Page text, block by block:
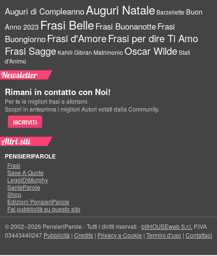
Auguri di CompleannoAuguri Natale Barzellette Buon
Anno 2023 Frasi BelleFrasi BuonanotteFrasi
BuongiornoFrasi d'AmoreFrasi per dire Ti Amo
Frasi Sagge Kahlil Gibran Matrimonio Oscar WildeStati
d'Animo
Newsletter
Rimani in contatto con Noi!
Per te le migliori frasi e aforismi.
Scopri in anteprima i migliori Autori votati dalla Community.
ISCRIVITI
Altri siti
PENSIERIPAROLE
Frasi
Save A Quote
LeggiDiMurphy
SanteParole
Shop
Edizioni PensieriParole
Fai pubblicità su questo sito
© 2002–2026 PensieriParole - Tutti i diritti riservati -bitHOUSEweb S.r.l. P.IVA
03443440247 Pubblicità | Credits | Privacy e Cookie | Termini d'uso | Contattaci